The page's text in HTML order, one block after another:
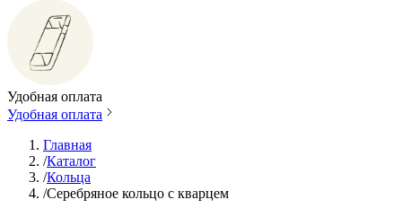
Удобная оплата
Удобная оплата
Главная
/Каталог
/Кольца
/Серебряное кольцо с кварцем